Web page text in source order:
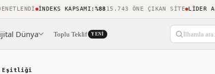
İNDEKS KAPSAMI:%88 15.743 ÖNE ÇIKAN SITE LIDER
Dünya Toplu Teklif YENI İlhamla
Eşitliği